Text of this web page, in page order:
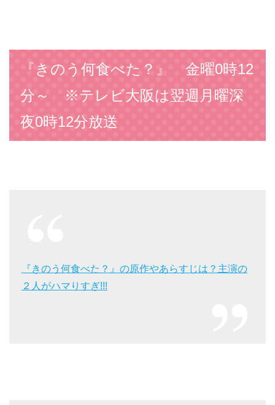
『きのう何食べた？』 金曜0時12
分～ ※テレビ大阪は翌週月曜深
夜0時12分放送
『きのう何食べた？』の原作やあらすじは？主演の
２人がハマりすぎ!!!